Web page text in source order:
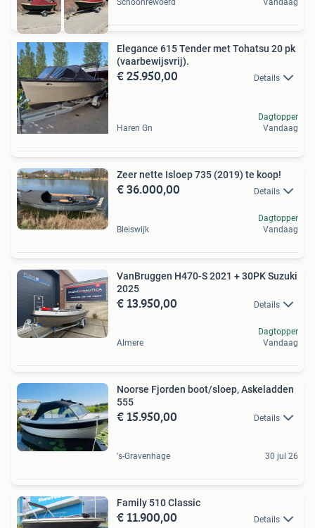
Schoonrewoerd Vandaag
Elegance 615 Tender met Tohatsu 20 pk
(vaarbewijsvrij).
€ 25.950,00 Details
Haren Gn
Dagtopper
Vandaag
Zeer nette Isloep 735 (2019) te koop!
€ 36.000,00 Details
Bleiswijk
Dagtopper
Vandaag
VanBruggen H470-S 2021 + 30PK Suzuki
2025
€ 13.950,00 Details
Almere
Dagtopper
Vandaag
Noorse Fjorden boot/sloep, Askeladden
555
€ 15.950,00 Details
's-Gravenhage 30 jul 26
Family 510 Classic
€ 11.900,00 Details